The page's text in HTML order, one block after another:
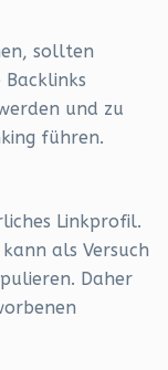
sollten
und zu
führen.
Linkprofil.
als Versuch
Daher